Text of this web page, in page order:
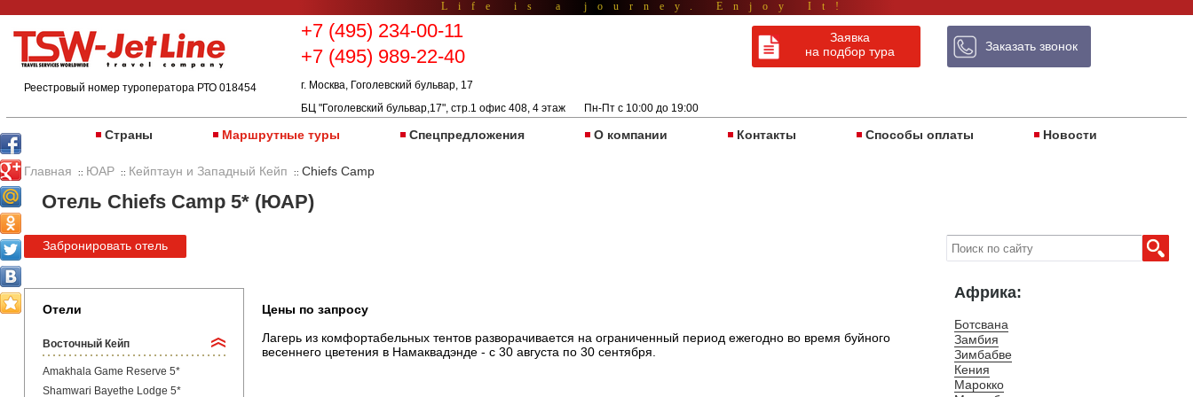
Life is a journey. Enjoy It!
Реестровый номер туроператора РТО 018454
+7 (495) 234-00-11
+7 (495) 989-22-40
г. Москва, Гоголевский бульвар, 17
БЦ "Гоголевский бульвар,17", стр.1 офис 408, 4 этаж Пн-Пт с 10:00 до 19:00
Заявка
на подбор тура
Заказать звонок
Страны Маршрутные туры Спецпредложения О компании Контакты Способы оплаты Новости
Главная :: ЮАР :: Кейптаун и Западный Кейп :: Chiefs Camp
Отель Chiefs Camp 5* (ЮАР)
Забронировать отель
Отели
Восточный Кейп
Amakhala Game Reserve 5*
Shamwari Bayethe Lodge 5*
Цены по запросу
Лагерь из комфортабельных тентов разворачивается на ограниченный период ежегодно во время буйного
весеннего цветения в Намаквадэнде - с 30 августа по 30 сентября.
Африка:
Ботсвана
Замбия
Зимбабве
Кения
Марокко